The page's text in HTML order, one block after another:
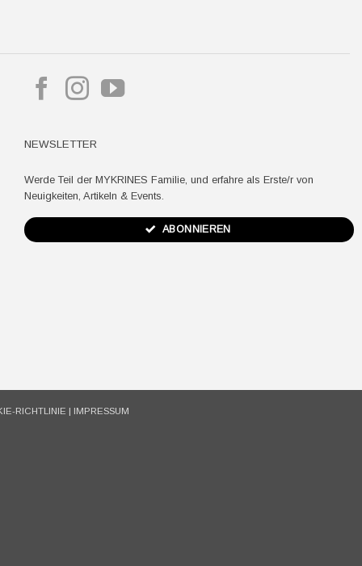
NEWSLETTER
Werde Teil der MYKRINES Familie, und erfahre als Erste/r von
Neuigkeiten, Artikeln & Events.
ABONNIEREN
RICHTLINIE IMPRESSUM